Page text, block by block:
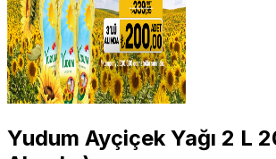
Yudum Ayçiçek Yağı 2 L